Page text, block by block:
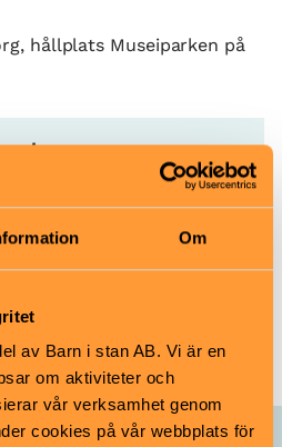
Om
av Barn i stan AB. Vi är en
om aktiviteter och
vår verksamhet genom
cookies på vår webbplats för
hållplats Museiparken på
34, Gärdet